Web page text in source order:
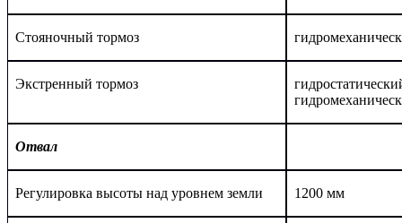
Стояночный тормоз гидро
Экстренный тормоз
г
Отвал
Регулировка высоты над уровнем земли 1200 мм